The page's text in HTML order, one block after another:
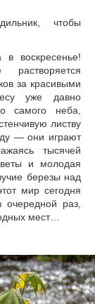
чтобы
воскресенье!
за красивыми
уже давно
самого неба,
листву
— они играют
тысячей
и молодая
березы над
мир сегодня
раз,
мест…